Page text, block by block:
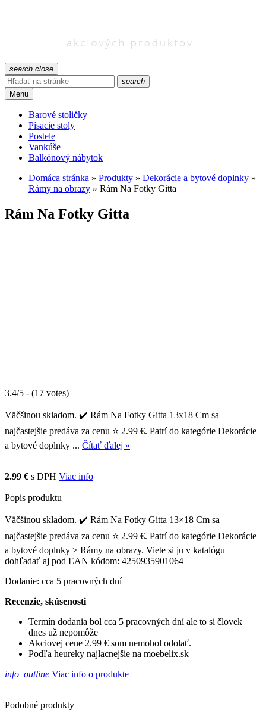
search close
search
Menu
Barové stoličky
Písacie stoly
Postele
Vankúše
Balkónový nábytok
Domáca stránka » Produkty » Dekorácie a bytové doplnky »
Rámy na obrazy » Rám Na Fotky Gitta
Rám Na Fotky Gitta
3.4/5 - (17 votes)
Väčšinou skladom. ✔️ Rám Na Fotky Gitta 13x18 Cm sa
najčastejšie predáva za cenu ⭐ 2.99 €. Patrí do kategórie Dekorácie
a bytové doplnky ... Čítať ďalej »
2.99 € s DPH Viac info
Popis produktu
Väčšinou skladom. ✔️ Rám Na Fotky Gitta 13×18 Cm sa
najčastejšie predáva za cenu ⭐ 2.99 €. Patrí do kategórie Dekorácie
a bytové doplnky > Rámy na obrazy. Viete si ju v katalógu
dohľadať aj pod EAN kódom: 4250935901064
Dodanie: cca 5 pracovných dní
Recenzie, skúsenosti
Termín dodania bol cca 5 pracovných dní ale to si človek
dnes už nepomôže
Akciovej cene 2.99 € som nemohol odolať.
Podľa heureky najlacnejšie na moebelix.sk
info_outline Viac info o produkte
Podobné produkty